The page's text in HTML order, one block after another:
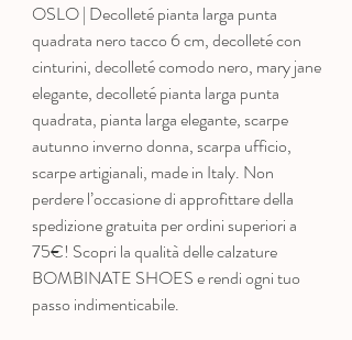
OSLO | Decolleté pianta larga punta
quadrata nero tacco 6 cm, decolleté con
cinturini, decolleté comodo nero, mary jane
elegante, decolleté pianta larga punta
quadrata, pianta larga elegante, scarpe
autunno inverno donna, scarpa ufficio,
scarpe artigianali, made in Italy. Non
perdere l’occasione di approfittare della
spedizione gratuita per ordini superiori a
75€! Scopri la qualità delle calzature
BOMBINATE SHOES e rendi ogni tuo
passo indimenticabile.